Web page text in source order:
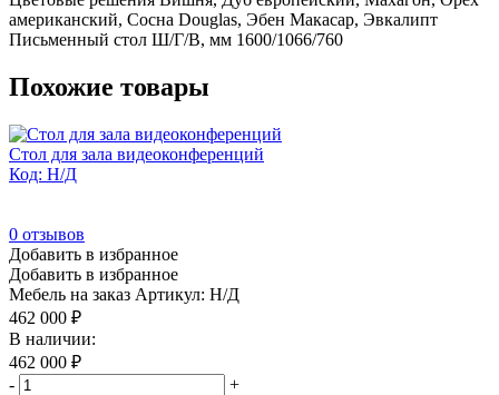
американский, Сосна Douglas, Эбен Макасар, Эвкалипт
Письменный стол Ш/Г/В, мм 1600/1066/760
Похожие товары
Стол для зала видеоконференций
Код: Н/Д
0 отзывов
Добавить в избранное
Добавить в избранное
Мебель на заказ Артикул: Н/Д
462 000 ₽
В наличии:
462 000 ₽
-
+